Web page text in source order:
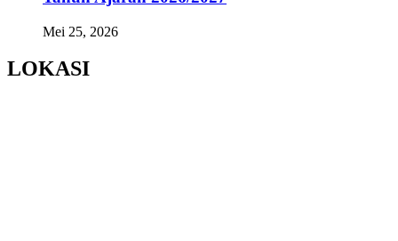
Mei 25, 2026
LOKASI